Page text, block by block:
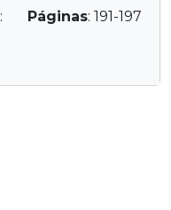
: Páginas: 191-197